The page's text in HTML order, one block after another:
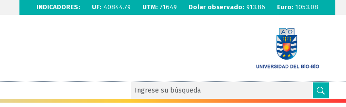
INDICADORES: UF: 40844.79 UTM: 71649 Dolar observado: 913.86 Euro: 1053.08